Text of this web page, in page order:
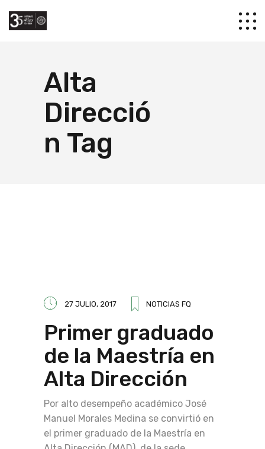
Alta
Direcció
n Tag
27 JULIO, 2017 NOTICIAS FQ
Primer graduado
de la Maestría en
Alta Dirección
Por alto desempeño académico José
Manuel Morales Medina se convirtió en
el primer graduado de la Maestría en